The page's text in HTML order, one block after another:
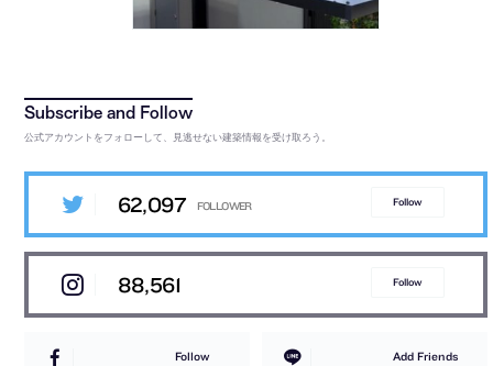
公式アカウントをフォローして、見逃せない建築情報を受け取ろう。
62,097 Follow
88,561 Follow
Follow Add Friends